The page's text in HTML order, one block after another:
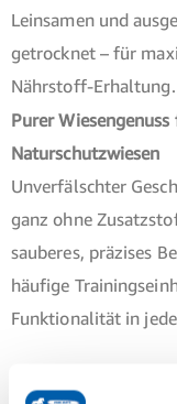
Leinsamen und
getrocknet – für
Nährstoff-Erhaltung.
Purer
Naturschutzwiesen
Unverfälschter
ganz ohne
sauberes, präzises
häufige
Funktionalität in
Natürlich, gesund,